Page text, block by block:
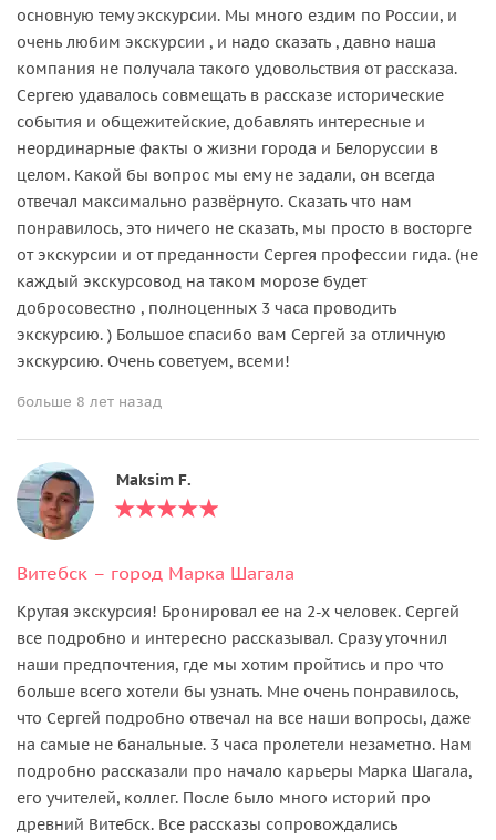
основную тему экскурсии. Мы много ездим по России, и
очень любим экскурсии , и надо сказать , давно наша
компания не получала такого удовольствия от рассказа.
Сергею удавалось совмещать в рассказе исторические
события и общежитейские, добавлять интересные и
неординарные факты о жизни города и Белоруссии в
целом. Какой бы вопрос мы ему не задали, он всегда
отвечал максимально развёрнуто. Сказать что нам
понравилось, это ничего не сказать, мы просто в восторге
от экскурсии и от преданности Сергея профессии гида. (не
каждый экскурсовод на таком морозе будет
добросовестно , полноценных 3 часа проводить
экскурсию. ) Большое спасибо вам Сергей за отличную
экскурсию. Очень советуем, всеми!
больше 8 лет назад
Maksim F.
Витебск – город Марка Шагала
Крутая экскурсия! Бронировал ее на 2-х человек. Сергей
все подробно и интересно рассказывал. Сразу уточнил
наши предпочтения, где мы хотим пройтись и про что
больше всего хотели бы узнать. Мне очень понравилось,
что Сергей подробно отвечал на все наши вопросы, даже
на самые не банальные. 3 часа пролетели незаметно. Нам
подробно рассказали про начало карьеры Марка Шагала,
его учителей, коллег. После было много историй про
древний Витебск. Все рассказы сопровождались